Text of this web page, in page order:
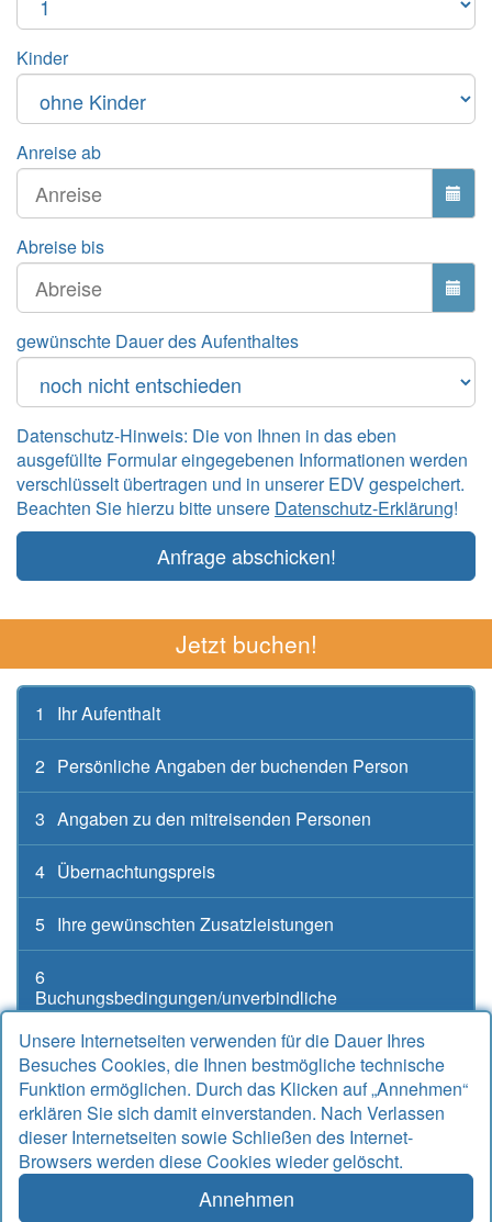
Unsere Internetseiten verwenden für die Dauer Ihres
Besuches Cookies, die Ihnen bestmögliche technische
Funktion ermöglichen. Durch das Klicken auf „Annehmen“
erklären Sie sich damit einverstanden. Nach Verlassen
dieser Internetseiten sowie Schließen des Internet-
Browsers werden diese Cookies wieder gelöscht.
Annehmen
Kinder
Anreise ab
Abreise bis
gewünschte Dauer des Aufenthaltes
Datenschutz-Hinweis: Die von Ihnen in das eben
ausgefüllte Formular eingegebenen Informationen werden
verschlüsselt übertragen und in unserer EDV gespeichert.
Beachten Sie hierzu bitte unsere Datenschutz-Erklärung!
Anfrage abschicken!
Jetzt buchen!
1 Ihr Aufenthalt
2 Persönliche Angaben der buchenden Person
3 Angaben zu den mitreisenden Personen
4 Übernachtungspreis
5 Ihre gewünschten Zusatzleistungen
6
Buchungsbedingungen/unverbindliche
Buchungsanfrage
Kontakt
Alter Sielweg 17 A
Telefon